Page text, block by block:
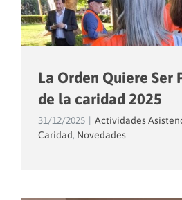
La Orden Quiere Ser
de la caridad 2025
31/12/2025 Actividades
Caridad, Novedades